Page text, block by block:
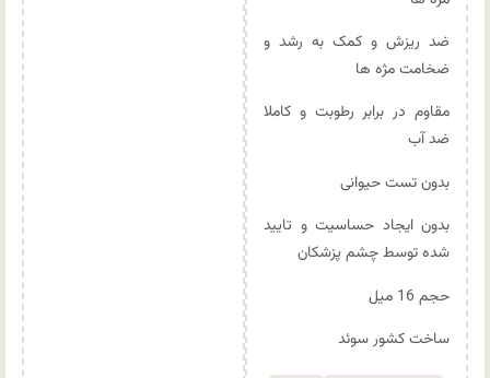
ضد ریزش و کمک به رشد و
ضخامت مژه ها
مقاوم در برابر رطوبت و کاملا
ضد آب
بدون تست حیوانی
بدون ایجاد حساسیت و تایید
شده توسط چشم پزشکان
حجم 16 میل
ساخت کشور سوئد